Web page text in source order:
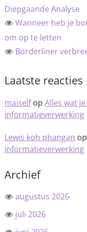
Diepgaande Analyse
Wanneer heb je
om op te letten
Borderliner
Laatste reacties
maiselfop Alles wat
informatieverwerking
Lewis koh phangan op
informatieverwerking
Archief
augustus 2026
juli 2026